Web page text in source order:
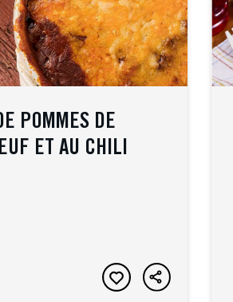
POMMES DE
ET AU CHILI